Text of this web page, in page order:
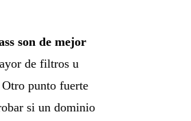
son de mejor
de filtros u
punto fuerte
si un dominio